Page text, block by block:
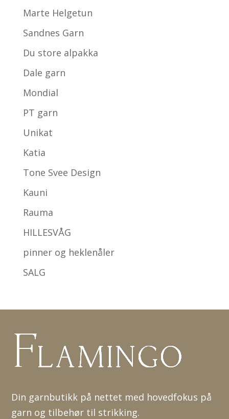
Marte Helgetun
Sandnes Garn
Du store alpakka
Dale garn
Mondial
PT garn
Unikat
Katia
Tone Svee Design
Kauni
Rauma
HILLESVÅG
pinner og heklenåler
SALG
Din garnbutikk på nettet med hovedfokus på
garn og tilbehør til strikking.